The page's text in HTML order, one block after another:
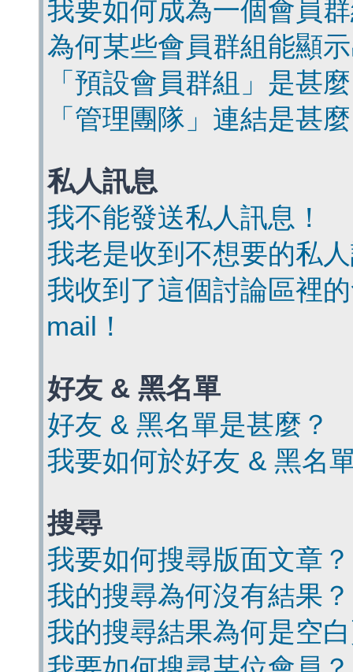
我要如何成為一個會員
為何某些會員群組能顯
「預設會員群組」是甚
「管理團隊」連結是甚
私人訊息
我不能發送私人訊息！
我老是收到不想要的私
我收到了這個討論區裡
mail！
好友 & 黑名單
好友 & 黑名單是甚麼？
我要如何於好友 & 黑名
搜尋
我要如何搜尋版面文章？
我的搜尋為何沒有結果？
我的搜尋結果為何是空